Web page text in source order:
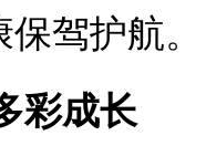
驾护航。
成长